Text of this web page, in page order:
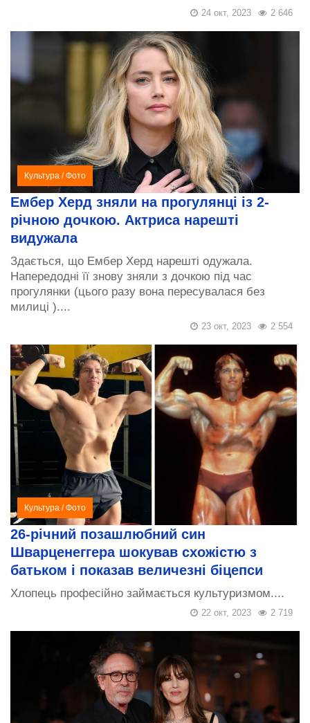
2 646
24 окт, 2023
Культура /Фото
Ембер Херд зняли на прогулянці із 2-
річною дочкою. Актриса нарешті
видужала
Здається, що Ембер Херд нарешті одужала.
Напередодні її знову зняли з дочкою під час
прогулянки (цього разу вона пересувалася без
милиці )....
2 554
23 окт, 2023
Культура /Фото
26-річний позашлюбний син
Шварценеггера шокував схожістю з
батьком і показав величезні біцепси
Хлопець професійно займається культуризмом....
2 719
22 окт, 2023